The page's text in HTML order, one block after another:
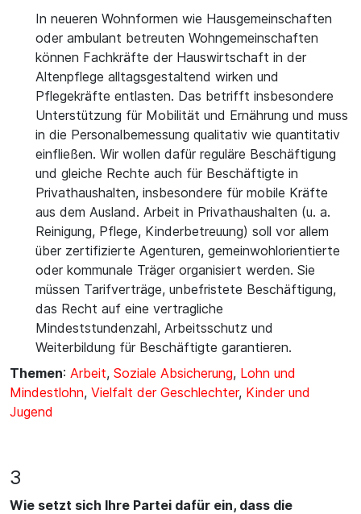
In neueren Wohnformen wie Hausgemeinschaften
oder ambulant betreuten Wohngemeinschaften
können Fachkräfte der Hauswirtschaft in der
Altenpflege alltagsgestaltend wirken und
Pflegekräfte entlasten. Das betrifft insbesondere
Unterstützung für Mobilität und Ernährung und muss
in die Personalbemessung qualitativ wie quantitativ
einfließen. Wir wollen dafür reguläre Beschäftigung
und gleiche Rechte auch für Beschäftigte in
Privathaushalten, insbesondere für mobile Kräfte
aus dem Ausland. Arbeit in Privathaushalten (u. a.
Reinigung, Pflege, Kinderbetreuung) soll vor allem
über zertifizierte Agenturen, gemeinwohlorientierte
oder kommunale Träger organisiert werden. Sie
müssen Tarifverträge, unbefristete Beschäftigung,
das Recht auf eine vertragliche
Mindeststundenzahl, Arbeitsschutz und
Weiterbildung für Beschäftigte garantieren.
Themen: Arbeit, Soziale Absicherung, Lohn und
Mindestlohn, Vielfalt der Geschlechter, Kinder und
Jugend
3
Wie setzt sich Ihre Partei dafür ein, dass die